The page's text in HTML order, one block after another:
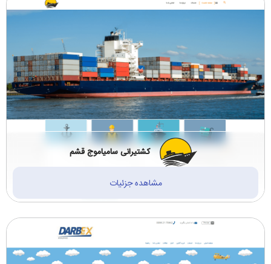
نیروگاه و پتروشیمی
(3)
خودرو و لوازم خودرو
(2)
آموزشی و مشاوره
(13)
لوازم التحریر و نوشت
افزار (1)
کشتیرانی سامیاموج قشم
مشاهده جزئیات